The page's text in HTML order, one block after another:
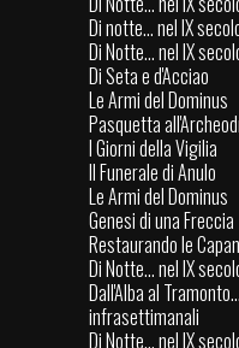
Di notte... nel IX
Di Notte... nel IX
Di Seta e d'Acciao
Le Armi del Dominus
Pasquetta
I Giorni della Vigilia
Il Funerale di Anulo
Le Armi del Dominus
Genesi di una Freccia
Restaurando le
Di Notte... nel IX
Dall'Alba al
infrasettimanali
Di Notte... nel IX